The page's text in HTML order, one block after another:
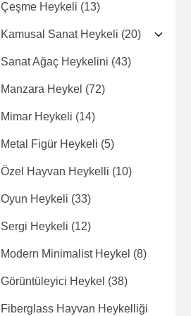
Çeşme Heykeli (13)
Kamusal Sanat Heykeli (20)
Sanat Ağaç Heykelini (43)
Manzara Heykel (72)
Mimar Heykeli (14)
Metal Figür Heykeli (5)
Özel Hayvan Heykelli (10)
Oyun Heykeli (33)
Sergi Heykeli (12)
Modern Minimalist Heykel (8)
Görüntüleyici Heykel (38)
Fiberglass Hayvan Heykelliği